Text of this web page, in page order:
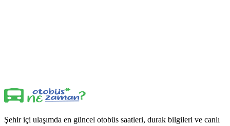
Şehir içi ulaşımda en güncel otobüs saatleri, durak bilgileri ve canlı